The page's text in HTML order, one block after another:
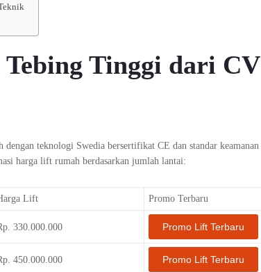
Tinggi dari CV
teknologi Swedia bersertifikat CE dan standar keamanan
harga lift rumah berdasarkan jumlah lantai:
Lift Promo Terbaru
330.000.000 Promo Lift Terbaru
450.000.000 Promo Lift Terbaru